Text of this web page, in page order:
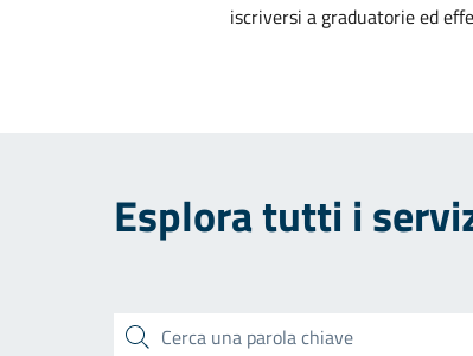
iscriversi a graduatorie ed
Esplora tutti i
Cerca una parola chiave